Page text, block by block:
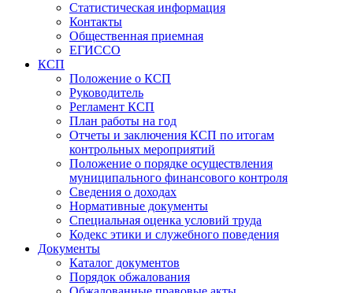
Статистическая информация
Контакты
Общественная приемная
ЕГИССО
КСП
Положение о КСП
Руководитель
Регламент КСП
План работы на год
Отчеты и заключения КСП по итогам
контрольных мероприятий
Положение о порядке осуществления
муниципального финансового контроля
Сведения о доходах
Нормативные документы
Специальная оценка условий труда
Кодекс этики и служебного поведения
Документы
Каталог документов
Порядок обжалования